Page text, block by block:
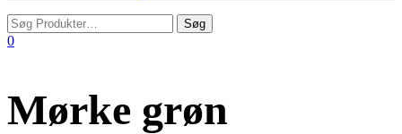
0
Mørke grøn